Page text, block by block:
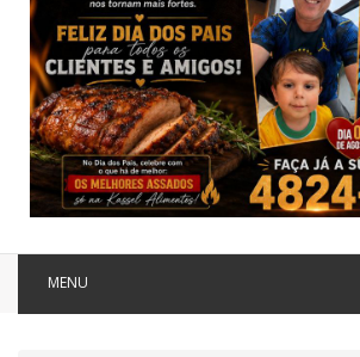
MENU